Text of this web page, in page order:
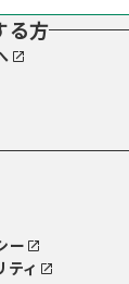
る方
ー
ティ